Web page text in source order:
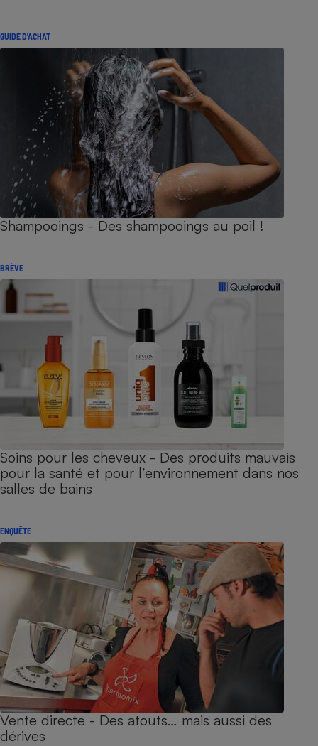
GUIDE D'ACHAT
Shampooings - Des shampooings au poil !
BRÈVE
Soins pour les cheveux - Des produits mauvais
pour la santé et pour l’environnement dans nos
salles de bains
ENQUÊTE
Vente directe - Des atouts… mais aussi des
dérives